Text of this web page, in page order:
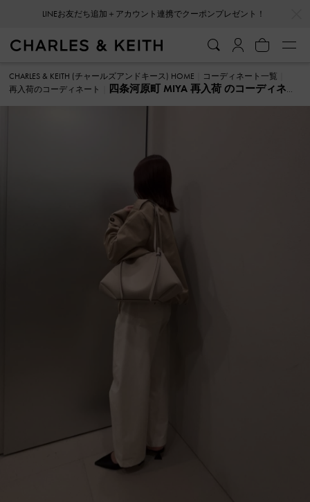
LINEお友だち追加＋アカウント連携でクーポンプレゼント！
CHARLES & KEITH (チャールズアンドキース) HOME
コーディネート一覧
再入荷のコーディネート
四条河原町 MIYA 再入荷 のコーディネー